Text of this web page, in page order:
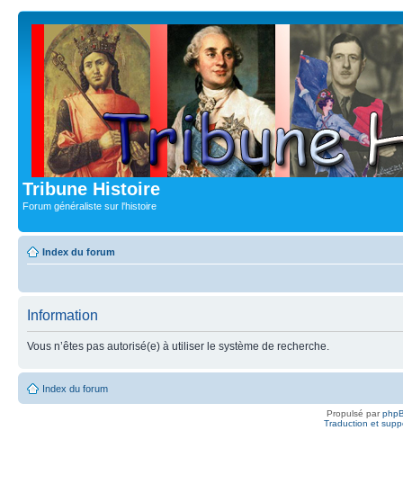
Tribune Histoire
Forum généraliste sur l'histoire
Index du forum
Information
Vous n’êtes pas autorisé(e) à utiliser le système de recherche.
Index du forum
Propulsé par
Traduction et